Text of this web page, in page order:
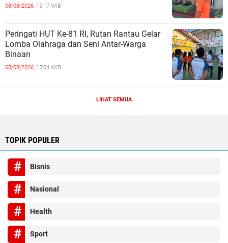
08/08/2026, 15:17 WIB
Peringati HUT Ke-81 RI, Rutan Rantau Gelar
Lomba Olahraga dan Seni Antar-Warga
Binaan
08/08/2026, 15:04 WIB
LIHAT SEMUA
TOPIK POPULER
Bisnis
Nasional
Health
Sport